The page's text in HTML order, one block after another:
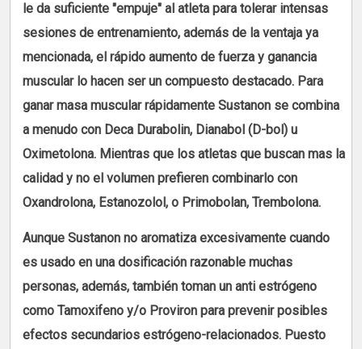
le da suficiente "empuje" al atleta para tolerar intensas
sesiones de entrenamiento, además de la ventaja ya
mencionada, el rápido aumento de fuerza y ganancia
muscular lo hacen ser un compuesto destacado. Para
ganar masa muscular rápidamente Sustanon se combina
a menudo con Deca Durabolin, Dianabol (D-bol) u
Oximetolona. Mientras que los atletas que buscan mas la
calidad y no el volumen prefieren combinarlo con
Oxandrolona, Estanozolol, o Primobolan, Trembolona.
Aunque Sustanon no aromatiza excesivamente cuando
es usado en una dosificación razonable muchas
personas, además, también toman un anti estrógeno
como Tamoxifeno y/o Proviron para prevenir posibles
efectos secundarios estrógeno-relacionados. Puesto